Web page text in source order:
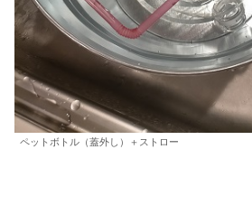
ペットボトル（蓋外し）＋ストロー